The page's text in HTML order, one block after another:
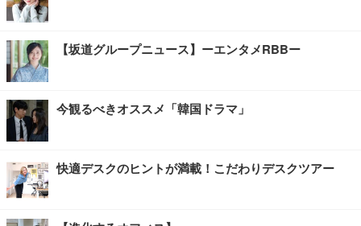
【坂道グループニュース】ーエンタメRBBー
今観るべきオススメ「韓国ドラマ」
快適デスクのヒントが満載！こだわりデスクツアー